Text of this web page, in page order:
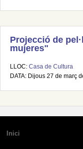
Projecció de
mujeres"
LLOC: Casa de Cultura
DATA: Dijous 27 de març
Inici